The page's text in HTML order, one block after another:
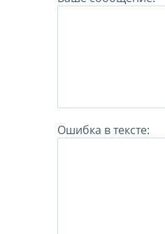
Ошибка в тексте: